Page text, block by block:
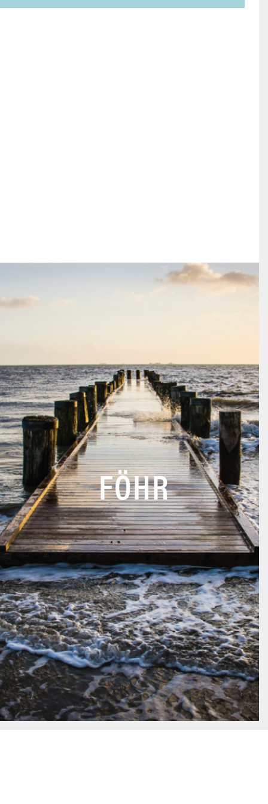
FÖHR
+49 (0)4681 / 74 10 – 0
F +49 (0)4681 / 74 10 – 20
ANRUF NACHRICHT
KARTE